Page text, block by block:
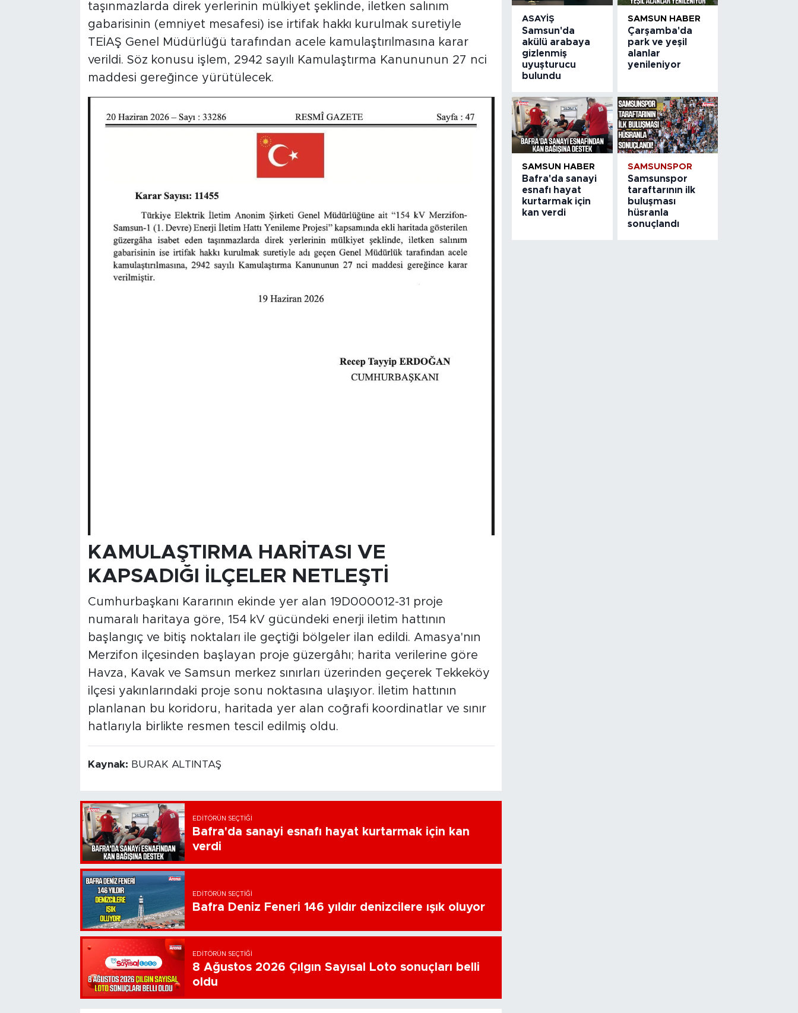
taşınmazlarda direk yerlerinin mülkiyet şeklinde, iletken salınım
gabarisinin (emniyet mesafesi) ise irtifak hakkı kurulmak suretiyle
TEİAŞ Genel Müdürlüğü tarafından acele kamulaştırılmasına karar
verildi. Söz konusu işlem, 2942 sayılı Kamulaştırma Kanununun 27 nci
maddesi gereğince yürütülecek.
KAMULAŞTIRMA HARİTASI VE
KAPSADIĞI İLÇELER NETLEŞTİ
Cumhurbaşkanı Kararının ekinde yer alan 19D000012-31 proje
numaralı haritaya göre, 154 kV gücündeki enerji iletim hattının
başlangıç ve bitiş noktaları ile geçtiği bölgeler ilan edildi. Amasya'nın
Merzifon ilçesinden başlayan proje güzergâhı; harita verilerine göre
Havza, Kavak ve Samsun merkez sınırları üzerinden geçerek Tekkeköy
ilçesi yakınlarındaki proje sonu noktasına ulaşıyor. İletim hattının
planlanan bu koridoru, haritada yer alan coğrafi koordinatlar ve sınır
hatlarıyla birlikte resmen tescil edilmiş oldu.
Kaynak: BURAK ALTINTAŞ
EDITÖRÜN SEÇTIĞI
Bafra'da sanayi esnafı hayat kurtarmak için kan
verdi
EDITÖRÜN SEÇTIĞI
Bafra Deniz Feneri 146 yıldır denizcilere ışık oluyor
EDITÖRÜN SEÇTIĞI
8 Ağustos 2026 Çılgın Sayısal Loto sonuçları belli
oldu
ASAYIŞ
Samsun'da
akülü arabaya
gizlenmiş
uyuşturucu
bulundu
SAMSUN HABER
Çarşamba'da
park ve yeşil
alanlar
yenileniyor
SAMSUN HABER
Bafra'da sanayi
esnafı hayat
kurtarmak için
kan verdi
SAMSUNSPOR
Samsunspor
taraftarının ilk
buluşması
hüsranla
sonuçlandı